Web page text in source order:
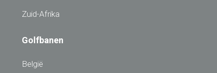
Zuid-Afrika
Golfbanen
België